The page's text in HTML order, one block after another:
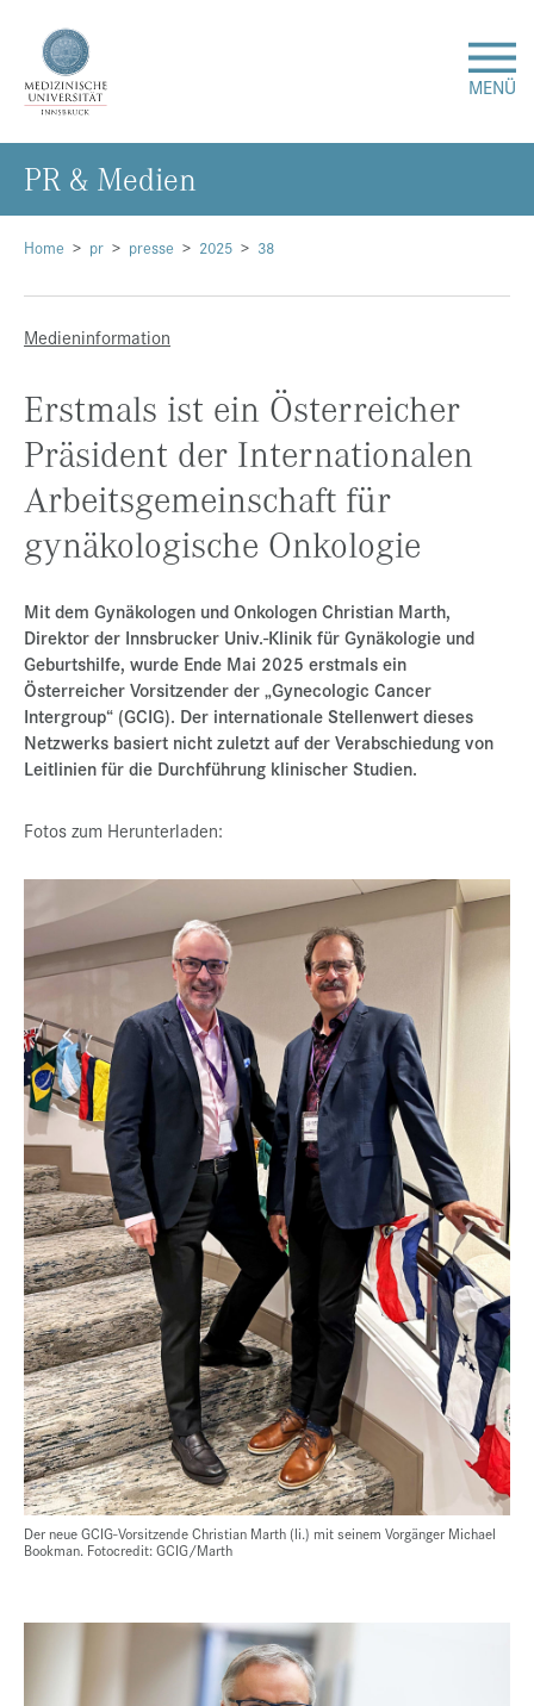
MENÜ
Forschung
Studium & Lehre
Krankenversorgung
Über uns
Internationales
Presse
Jobs
Kontakt
Datenschutz
Service-Links
Home pr presse 2025 38
Medieninformation
Erstmals ist ein Österreicher
Präsident der Internationalen
Arbeitsgemeinschaft für
gynäkologische Onkologie
Mit dem Gynäkologen und Onkologen Christian Marth,
Direktor der Innsbrucker Univ.-Klinik für Gynäkologie und
Geburtshilfe, wurde Ende Mai 2025 erstmals ein
Österreicher Vorsitzender der „Gynecologic Cancer
Intergroup“ (GCIG). Der internationale Stellenwert dieses
Netzwerks basiert nicht zuletzt auf der Verabschiedung von
Leitlinien für die Durchführung klinischer Studien.
Fotos zum Herunterladen:
Der neue GCIG-Vorsitzende Christian Marth (li.) mit seinem Vorgänger Michael
Bookman. Fotocredit: GCIG/Marth
PR & Me­di­en